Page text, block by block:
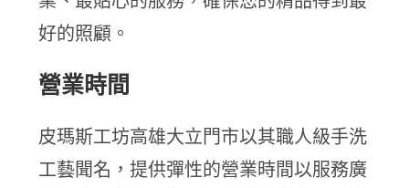
好的照顧。
營業時間
皮瑪斯工坊高雄大立門市以其職人級手洗
工藝聞名，提供彈性的營業時間以服務廣